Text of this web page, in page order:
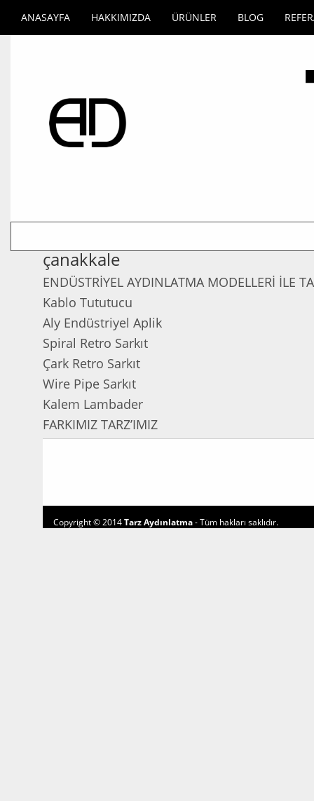
ANASAYFA HAKKIMIZDA ÜRÜNLER BLOG
çanakkale
ENDÜSTRİYEL AYDINLATMA MODELLERİ İLE
Kablo Tututucu
Aly Endüstriyel Aplik
Spiral Retro Sarkıt
Çark Retro Sarkıt
Wire Pipe Sarkıt
Kalem Lambader
FARKIMIZ TARZ’IMIZ
Copyright © 2014Tarz Aydınlatma- Tüm hakları saklıdır.